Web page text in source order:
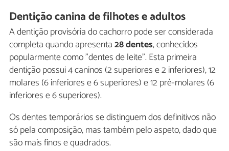
Dentição canina de filhotes e adultos
A dentição provisória do cachorro pode ser considerada
completa quando apresenta28 dentes, conhecidos
popularmente como "dentes de leite". Esta primeira
dentição possui 4 caninos (2 superiores e 2 inferiores), 12
molares (6 inferiores e 6 superiores) e 12 pré-molares (6
inferiores e 6 superiores).
Os dentes temporários se distinguem dos definitivos não
só pela composição, mas também pelo aspeto, dado que
são mais finos e quadrados.